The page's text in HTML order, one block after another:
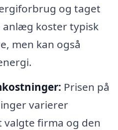
og taget
anlæg koster typisk
men kan også
Prisen på
varierer
firma og den